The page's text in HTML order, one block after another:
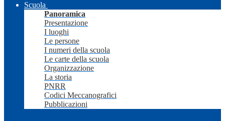
Scuola
Panoramica
Presentazione
I luoghi
Le persone
I numeri della scuola
Le carte della scuola
Organizzazione
La storia
PNRR
Codici Meccanografici
Pubblicazioni